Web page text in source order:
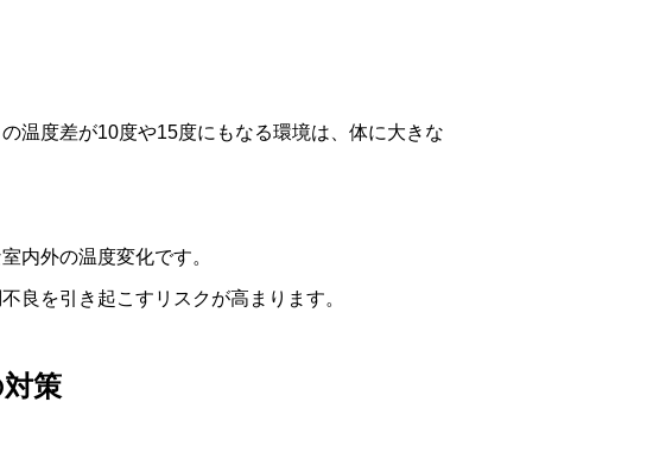
温度差が10度や15度にもなる環境は、体に大きな
内外の温度変化です。
良を引き起こすリスクが高まります。
策